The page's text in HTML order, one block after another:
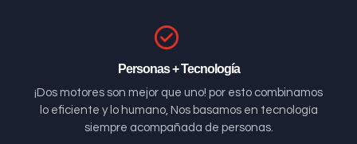
Personas + Tecnología
¡Dos motores son mejor que uno! por esto combinamos
lo eficiente y lo humano, Nos basamos en tecnología
siempre acompañada de personas.